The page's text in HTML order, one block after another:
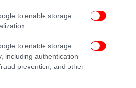
to enable storage
to enable storage
including authentication
prevention, and other